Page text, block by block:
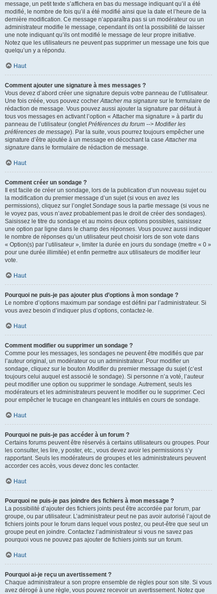
message, un petit texte s’affichera en bas du message indiquant qu’il a été
modifié, le nombre de fois qu’il a été modifié ainsi que la date et l’heure de la
dernière modification. Ce message n’apparaîtra pas si un modérateur ou un
administrateur modifie le message, cependant ils ont la possibilité de laisser
une note indiquant qu’ils ont modifié le message de leur propre initiative.
Notez que les utilisateurs ne peuvent pas supprimer un message une fois que
quelqu’un y a répondu.
Haut
Comment ajouter une signature à mes messages ?
Vous devez d’abord créer une signature depuis votre panneau de l’utilisateur.
Une fois créée, vous pouvez cocherAttacher ma signature sur le formulaire de
rédaction de message. Vous pouvez aussi ajouter la signature par défaut à
tous vos messages en activant l’option « Attacher ma signature » à partir du
panneau de l’utilisateur (ongletPréférences du forum --> Modifier les
préférences de message). Par la suite, vous pourrez toujours empêcher une
signature d’être ajoutée à un message en décochant la caseAttacher ma
signature dans le formulaire de rédaction de message.
Haut
Comment créer un sondage ?
Il est facile de créer un sondage, lors de la publication d’un nouveau sujet ou
la modification du premier message d’un sujet (si vous en avez les
permissions), cliquez sur l’ongletSondage sous la partie message (si vous ne
le voyez pas, vous n’avez probablement pas le droit de créer des sondages).
Saisissez le titre du sondage et au moins deux options possibles, saisissez
une option par ligne dans le champ des réponses. Vous pouvez aussi indiquer
le nombre de réponses qu’un utilisateur peut choisir lors de son vote dans
« Option(s) par l’utilisateur », limiter la durée en jours du sondage (mettre « 0 »
pour une durée illimitée) et enfin permettre aux utilisateurs de modifier leur
vote.
Haut
Pourquoi ne puis-je pas ajouter plus d’options à mon sondage ?
Le nombre d’options maximum par sondage est défini par l’administrateur. Si
vous avez besoin d’indiquer plus d’options, contactez-le.
Haut
Comment modifier ou supprimer un sondage ?
Comme pour les messages, les sondages ne peuvent être modifiés que par
l’auteur original, un modérateur ou un administrateur. Pour modifier un
sondage, cliquez sur le bouton Modifierdu premier message du sujet (c’est
toujours celui auquel est associé le sondage). Si personne n’a voté, l’auteur
peut modifier une option ou supprimer le sondage. Autrement, seuls les
modérateurs et les administrateurs peuvent le modifier ou le supprimer. Ceci
pour empêcher le trucage en changeant les intitulés en cours de sondage.
Haut
Pourquoi ne puis-je pas accéder à un forum ?
Certains forums peuvent être réservés à certains utilisateurs ou groupes. Pour
les consulter, les lire, y poster, etc., vous devez avoir les permissions s’y
rapportant. Seuls les modérateurs de groupes et les administrateurs peuvent
accorder ces accès, vous devez donc les contacter.
Haut
Pourquoi ne puis-je pas joindre des fichiers à mon message ?
La possibilité d’ajouter des fichiers joints peut être accordée par forum, par
groupe, ou par utilisateur. L’administrateur peut ne pas avoir autorisé l’ajout de
fichiers joints pour le forum dans lequel vous postez, ou peut-être que seul un
groupe peut en joindre. Contactez l’administrateur si vous ne savez pas
pourquoi vous ne pouvez pas ajouter de fichiers joints sur un forum.
Haut
Pourquoi ai-je reçu un avertissement ?
Chaque administrateur a son propre ensemble de règles pour son site. Si vous
avez dérogé à une règle, vous pouvez recevoir un avertissement. Notez que